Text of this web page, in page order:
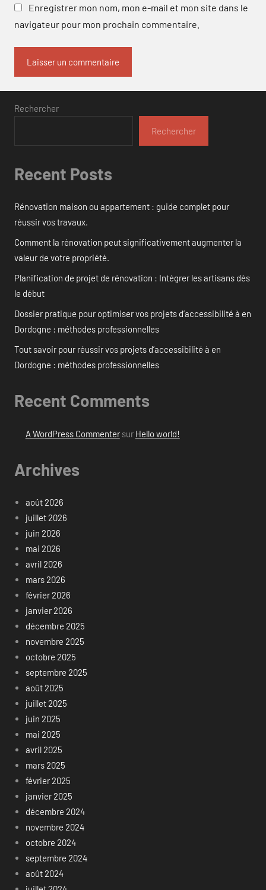
Enregistrer mon nom, mon e-mail et mon site dans le
navigateur pour mon prochain commentaire.
Rechercher
Rechercher
Recent Posts
Rénovation maison ou appartement : guide complet pour
réussir vos travaux.
Comment la rénovation peut significativement augmenter la
valeur de votre propriété.
Planification de projet de rénovation : Intégrer les artisans dès
le début
Dossier pratique pour optimiser vos projets d’accessibilité à en
Dordogne : méthodes professionnelles
Tout savoir pour réussir vos projets d’accessibilité à en
Dordogne : méthodes professionnelles
Recent Comments
A WordPress Commentersur Hello world!
Archives
août 2026
juillet 2026
juin 2026
mai 2026
avril 2026
mars 2026
février 2026
janvier 2026
décembre 2025
novembre 2025
octobre 2025
septembre 2025
août 2025
juillet 2025
juin 2025
mai 2025
avril 2025
mars 2025
février 2025
janvier 2025
décembre 2024
novembre 2024
octobre 2024
septembre 2024
août 2024